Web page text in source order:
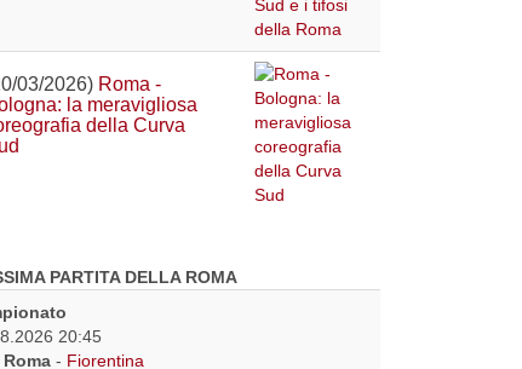
03/2026) Roma -
la meravigliosa
della Curva
PARTITA DELLA ROMA
20:45
Roma - Fiorentina